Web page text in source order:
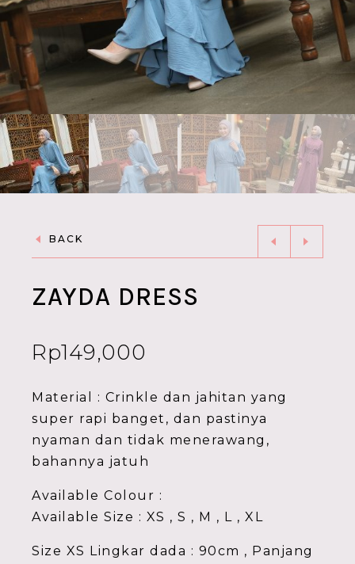
BACK
ZAYDA DRESS
Rp149,000
Material : Crinkle dan jahitan yang
super rapi banget, dan pastinya
nyaman dan tidak menerawang,
bahannya jatuh
Available Colour :
Available Size : XS , S , M , L , XL
Size XS Lingkar dada : 90cm , Panjang